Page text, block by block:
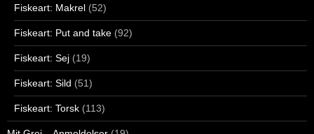
Fiskeart: Makrel (52)
Fiskeart: Put and take (92)
Fiskeart: Sej (19)
Fiskeart: Sild (51)
Fiskeart: Torsk (113)